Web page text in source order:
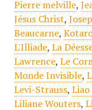
Pierre melville,
Jésus Christ,
Beaucarne,
L'Illiade, La
Lawrence, Le
Monde Invisible,
Levi-Strauss,
Liliane Wouters,